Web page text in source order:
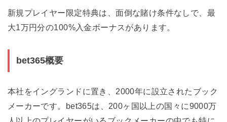
新規プレイヤー限定特典は、面倒な賭け条件なしで、最
大1万円分の100%入金ボーナスがあります。
bet365概要
本社をイングランドに置き、2000年に設立されたブック
メーカーです。bet365は、200ヶ国以上の国々に9000万